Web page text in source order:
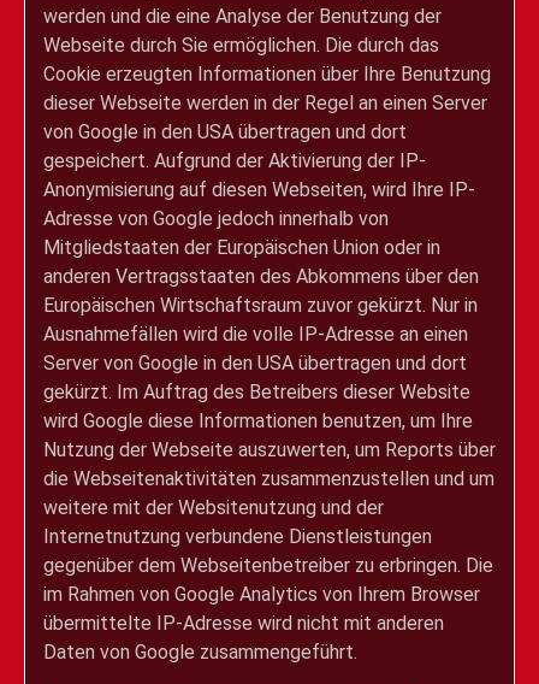
werden und die eine Analyse der Benutzung der
Webseite durch Sie ermöglichen. Die durch das
Cookie erzeugten Informationen über Ihre Benutzung
dieser Webseite werden in der Regel an einen Server
von Google in den USA übertragen und dort
gespeichert. Aufgrund der Aktivierung der IP-
Anonymisierung auf diesen Webseiten, wird Ihre IP-
Adresse von Google jedoch innerhalb von
Mitgliedstaaten der Europäischen Union oder in
anderen Vertragsstaaten des Abkommens über den
Europäischen Wirtschaftsraum zuvor gekürzt. Nur in
Ausnahmefällen wird die volle IP-Adresse an einen
Server von Google in den USA übertragen und dort
gekürzt. Im Auftrag des Betreibers dieser Website
wird Google diese Informationen benutzen, um Ihre
Nutzung der Webseite auszuwerten, um Reports über
die Webseitenaktivitäten zusammenzustellen und um
weitere mit der Websitenutzung und der
Internetnutzung verbundene Dienstleistungen
gegenüber dem Webseitenbetreiber zu erbringen. Die
im Rahmen von Google Analytics von Ihrem Browser
übermittelte IP-Adresse wird nicht mit anderen
Daten von Google zusammengeführt.